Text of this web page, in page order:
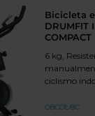
Bicicleta
DRUMFIT
COMPACT
6 kg,
ciclismo